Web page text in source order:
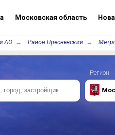
Московская область
АО Район Пресненский
Регион